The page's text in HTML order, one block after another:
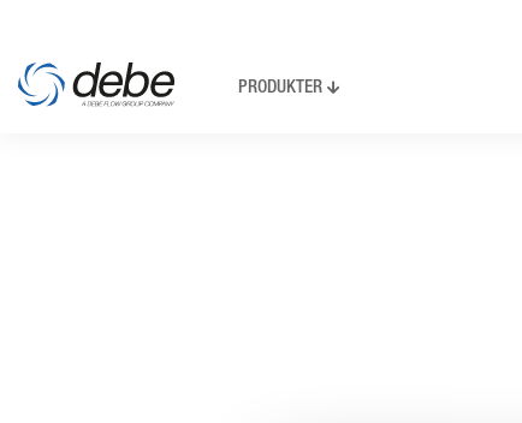
PRODUKTER